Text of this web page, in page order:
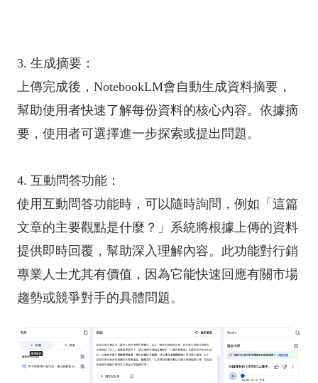
3. 生成摘要：
上傳完成後，NotebookLM會自動生成資料摘要，
幫助使用者快速了解每份資料的核心內容。依據摘
要，使用者可選擇進一步探索或提出問題。
4. 互動問答功能：
使用互動問答功能時，可以隨時詢問，例如「這篇
文章的主要觀點是什麼？」系統將根據上傳的資料
提供即時回覆，幫助深入理解內容。此功能對行銷
專業人士尤其有價值，因為它能快速回應有關市場
趨勢或競爭對手的具體問題。